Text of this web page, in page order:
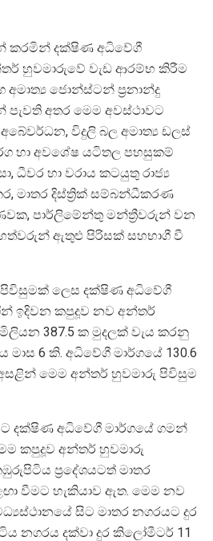
කරමින් දක්ෂිණ අධිවේගී
හුවමාරුවේ වැඩ ආරම්භ කිරීම
අමාත්‍ය ජොන්ස්ටන් ප්‍රනාන්දු
පැවති අතර මෙම අවස්ථාවට
විදුලි බල අමාත්‍ය ඩලස්
හා අවශේෂ යටිතල පහසුකම්
ධීවර හා වරාය කටයුතු රාජ්‍ය
මාතර දිස්ත්‍රික් සම්බන්ධීකරණ
පාර්ලිමේන්තු මන්ත්‍රීවරුන් වන
ඇතුළු පිරිසක් සහභාගී වී
ලෙස දක්ෂිණ අධිවේගී
ඉදිවන කපුදූව නව අන්තර්
387.5 ක මුදලක් වැය කරනු
6 කි. අධිවේගී මාර්ගයේ 130.6
මෙම අන්තර් හුවමාරු පිවිසුම
දක්ෂිණ අධිවේගී මාර්ගයේ ගමන්
කපුදූව අන්තර් හුවමාරු
ප්‍රදේශයටත් මාතර
වීමට හැකියාව ඇත. මෙම නව
සිට මාතර නගරයට දුර
නගරය දක්වා දුර කිලෝමීටර් 11